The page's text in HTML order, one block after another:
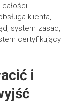
klienta,
system zasad,
certyfikujący
i